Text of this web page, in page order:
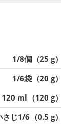
1/8個（25 g）
1/6袋（20 g）
120 ml（120 g）
さじ1/6（0.5 g）